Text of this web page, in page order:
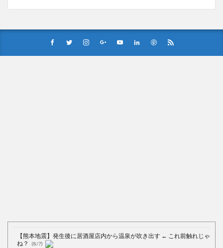
広がらず (7/13)
【熊本地震】発生後に居酒屋店内から温泉が吹き出す ← これ前触れじゃ
ね？
(8/7)